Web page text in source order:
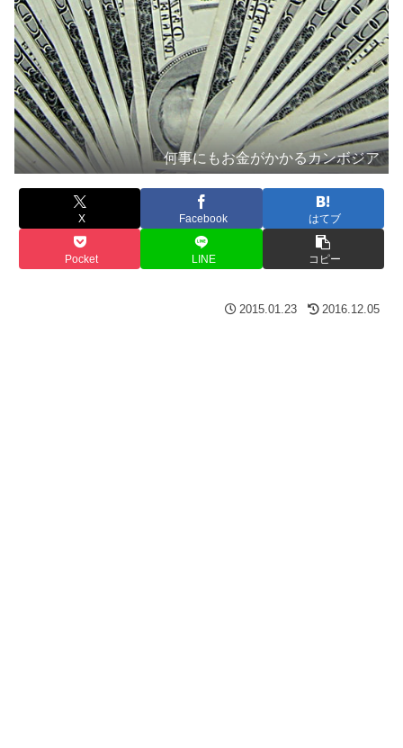
何事にもお金がかかるカンボジア
X Facebook はてブ
Pocket LINE コピー
2015.01.23 2016.12.05